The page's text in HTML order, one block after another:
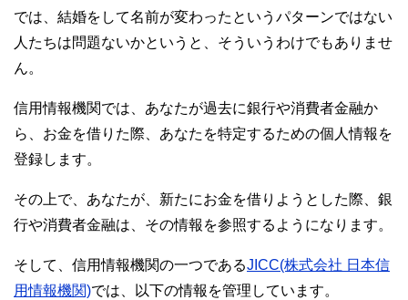
では、結婚をして名前が変わったというパターンではない
人たちは問題ないかというと、そういうわけでもありませ
ん。
信用情報機関では、あなたが過去に銀行や消費者金融か
ら、お金を借りた際、あなたを特定するための個人情報を
登録します。
その上で、あなたが、新たにお金を借りようとした際、銀
行や消費者金融は、その情報を参照するようになります。
そして、信用情報機関の一つであるJICC(株式会社 日本信
用情報機関)では、以下の情報を管理しています。